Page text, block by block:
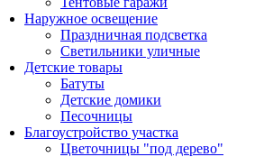
Наружное освещение
Праздничная подсветка
Светильники уличные
Детские товары
Батуты
Детские домики
Песочницы
Благоустройство участка
Цветочницы "под дерево"